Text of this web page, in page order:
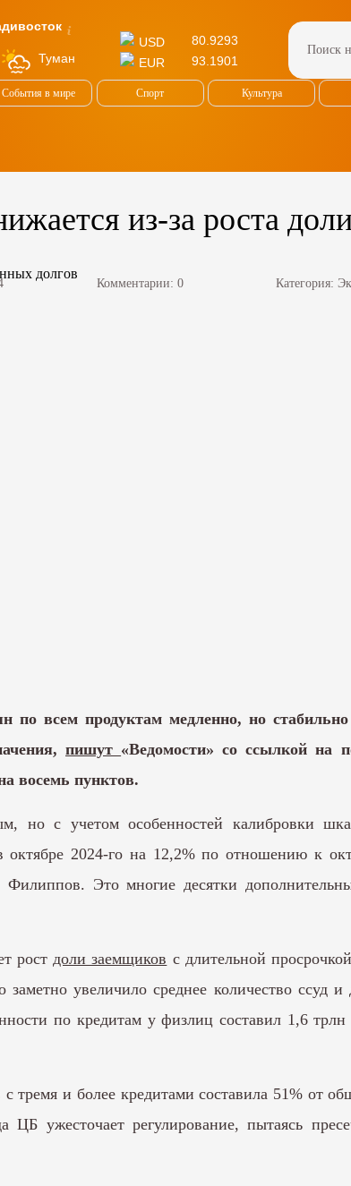
Туман
USD
80.9293
EUR
93.1901
События в мире Спорт Культура
из-за роста
Комментарии: 0 Категория:
по всем продуктам медленно, но
пишут «Ведомости» со ссылкой на
восемь пунктов.
но с учетом особенностей калибровки
2024-го на 12,2% по отношению к
Это многие десятки
рост доли заемщиков с длительной
увеличило среднее количество ссуд и
по кредитам у физлиц составил 1,6
тремя и более кредитами составила 51% от
ужесточает регулирование, пытаясь